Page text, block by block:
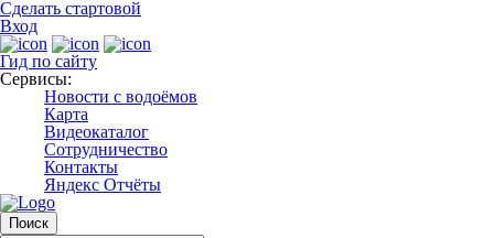
Сделать стартовой
Вход
Гид по сайту
Сервисы:
Новости с водоёмов
Карта
Видеокаталог
Сотрудничество
Контакты
Яндекс Отчёты